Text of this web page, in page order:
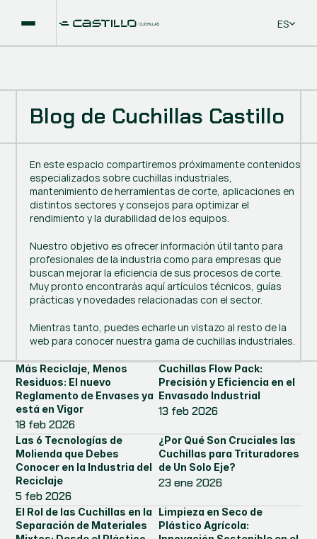
Select
ES
Blog de Cuchillas Castillo
En este espacio compartiremos próximamente contenidos
especializados sobre cuchillas industriales,
mantenimiento de herramientas de corte, aplicaciones en
distintos sectores y consejos para optimizar el
rendimiento y la durabilidad de los equipos.
Nuestro objetivo es ofrecer información útil tanto para
profesionales de la industria como para empresas que
buscan mejorar la eficiencia de sus procesos de corte.
Muy pronto encontrarás aquí artículos técnicos, guías
prácticas y novedades relacionadas con el sector.
Mientras tanto, puedes echarle un vistazo al resto de la
web para conocer nuestra gama de cuchillas industriales.
Más Reciclaje, Menos
Residuos: El nuevo
Reglamento de Envases ya
está en Vigor
18 feb 2026
Cuchillas Flow Pack:
Precisión y Eficiencia en el
Envasado Industrial
13 feb 2026
Las 6 Tecnologías de
Molienda que Debes
Conocer en la Industria del
Reciclaje
5 feb 2026
¿Por Qué Son Cruciales las
Cuchillas para Trituradores
de Un Solo Eje?
23 ene 2026
El Rol de las Cuchillas en la
Separación de Materiales
Limpieza en Seco de
Plástico Agrícola: